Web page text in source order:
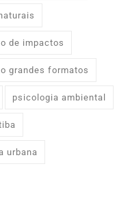
de impactos
grandes formatos
psicologia ambiental
urbana